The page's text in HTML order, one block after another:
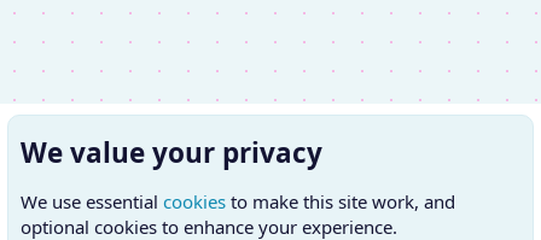
We value your privacy
We use essential cookies to make this site work, and
optional cookies to enhance your experience.